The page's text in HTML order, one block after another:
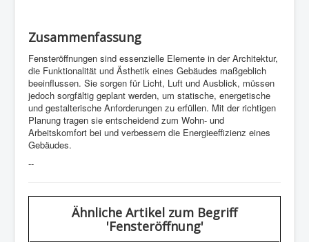
Zusammenfassung
Fensteröffnungen sind essenzielle Elemente in der Architektur,
die Funktionalität und Ästhetik eines Gebäudes maßgeblich
beeinflussen. Sie sorgen für Licht, Luft und Ausblick, müssen
jedoch sorgfältig geplant werden, um statische, energetische
und gestalterische Anforderungen zu erfüllen. Mit der richtigen
Planung tragen sie entscheidend zum Wohn- und
Arbeitskomfort bei und verbessern die Energieeffizienz eines
Gebäudes.
--
Ähnliche Artikel zum Begriff
'Fensteröffnung'